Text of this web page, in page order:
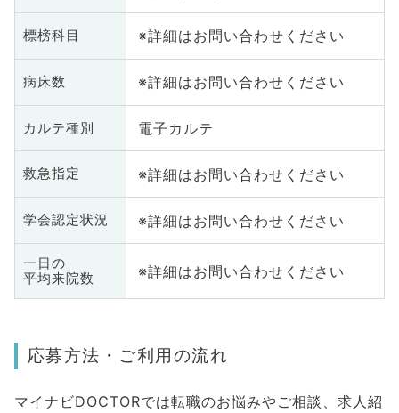
標榜科目 ※詳細はお問い合わせください
病床数 ※詳細はお問い合わせください
カルテ種別 電子カルテ
救急指定 ※詳細はお問い合わせください
学会認定状況 ※詳細はお問い合わせください
一日の
平均来院数
※詳細はお問い合わせください
応募方法・ご利用の流れ
マイナビDOCTORでは転職のお悩みやご相談、求人紹